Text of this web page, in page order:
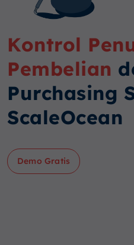
Kontrol
Pembelian
Purchasing
ScaleOcean
Demo Gratis